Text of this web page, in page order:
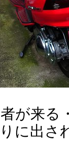
が来る
に出さ